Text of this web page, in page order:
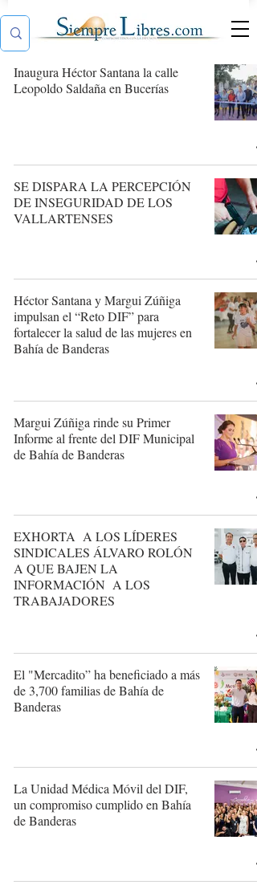
Inaugura Héctor Santana la calle
Leopoldo Saldaña en Bucerías
SE DISPARA LA PERCEPCIÓN
DE INSEGURIDAD DE LOS
VALLARTENSES
Héctor Santana y Margui Zúñiga
impulsan el “Reto DIF” para
fortalecer la salud de las mujeres en
Bahía de Banderas
Margui Zúñiga rinde su Primer
Informe al frente del DIF Municipal
de Bahía de Banderas
EXHORTA A LOS LÍDERES
SINDICALES ÁLVARO ROLÓN
A QUE BAJEN LA
INFORMACIÓN A LOS
TRABAJADORES
El "Mercadito” ha beneficiado a más
de 3,700 familias de Bahía de
Banderas
La Unidad Médica Móvil del DIF,
un compromiso cumplido en Bahía
de Banderas